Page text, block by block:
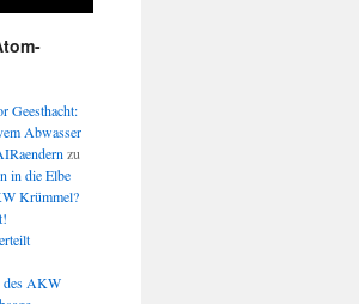
Geesthacht:
Abwasser
zu
in die Elbe
Krümmel?
des AKW